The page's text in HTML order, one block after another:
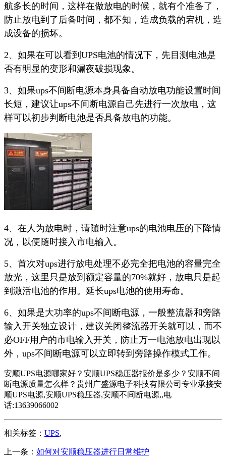
航多长的时间，这样在做放电的时候，就有个准备了，
防止放电到了后备时间，都不知，造成负载的宕机，造
成设备的损坏。
2、如果在可以看到UPS电池的情况下，先目测电池是
否有明显的变形和漏夜破损现象。
3、如果ups不间断电源本身具备自动放电功能设置时间
长短，建议让ups不间断电源自己先进行一次放电，这
样可以初步判断电池是否具备放电的功能。
4、在人为放电时，请随时注意ups的电池电压的下降情
况，以便随时接入市电输入。
5、首次对ups进行放电处理不必完全把电池的容量完全
放光，这里只是放到额定容量的70%就好，放电只是起
到激活电池的作用。延长ups电池的使用寿命。
6、如果是大功率的ups不间断电源，一般整流器和旁路
输入开关独立设计，建议关闭整流器开关就可以，而不
必OFF用户的市电输入开关，防止万一电池放电出现以
外，ups不间断电源可以立即转到旁路操作模式工作。
安顺UPS电源哪家好？安顺UPS稳压器报价是多少？安顺不间
断电源质量怎么样？贵州广盛源电子科技有限公司专业承接安
顺UPS电源,安顺UPS稳压器,安顺不间断电源,,电
话:13639066002
相关标签： UPS,
上一条： 如何对安顺稳压器进行日常维护